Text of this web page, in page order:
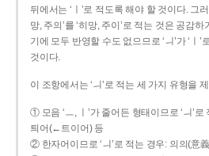
뒤에서는 ‘ㅣ’로 적도록 해야 할 것이다. 그
망, 주의’를 ‘히망, 주이’로 적는 것은 공감
기에 모두 반영할 수도 없으므로 ‘ㅢ’가 ‘ㅣ’
것이다.
이 조항에서는 ‘ㅢ’로 적는 세 가지 유형을
① 모음 ‘ㅡ, ㅣ’가 줄어든 형태이므로 ‘ㅢ’
틔어(←트이어) 등
② 한자어이므로 ‘ㅢ’로 적는 경우: 의의(意